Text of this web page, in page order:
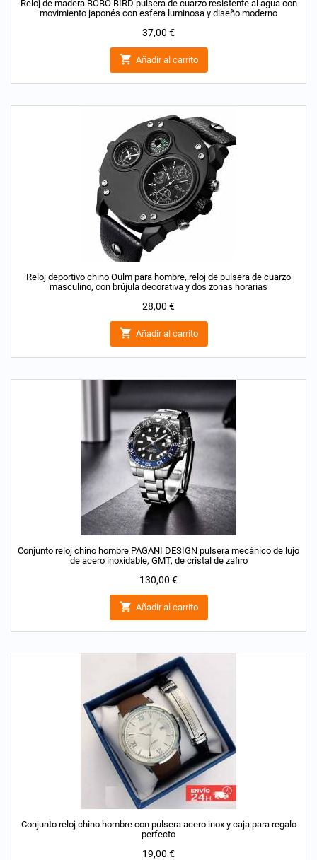
Reloj de madera BOBO BIRD pulsera de cuarzo resistente al agua con
movimiento japonés con esfera luminosa y diseño moderno
Precio
37,00 €
 Añadir al carrito
Reloj deportivo chino Oulm para hombre, reloj de pulsera de cuarzo
masculino, con brújula decorativa y dos zonas horarias
Precio
28,00 €
 Añadir al carrito
Conjunto reloj chino hombre PAGANI DESIGN pulsera mecánico de lujo
de acero inoxidable, GMT, de cristal de zafiro
Precio
130,00 €
 Añadir al carrito
Conjunto reloj chino hombre con pulsera acero inox y caja para regalo
perfecto
Precio
19,00 €